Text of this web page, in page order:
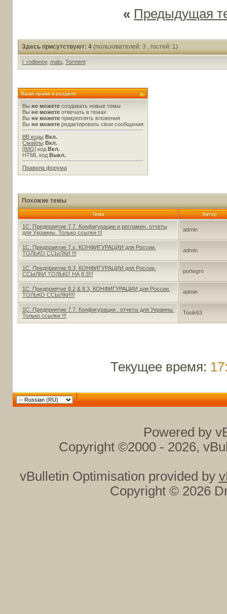
« Предыдущая
Здесь присутствуют: 4 (пользователей: 3 , гостей: 1)
i_rodionov, matu, Torment
Ваши права в разделе
Вы не можетесоздавать новые темы
Вы не можетеотвечать в темах
Вы не можетеприкреплять вложения
Вы не можетередактировать свои сообщения
BB коды Вкл.
Смайлы Вкл.
[IMG]код Вкл.
HTML код Выкл.
Правила форума
Похожие темы
Тема Автор
1С: Предприятие 7.7. Конфигурации и регламен. отчеты
для Украины. Только ссылки !!!
admin
1С: Предприятие 7.х. КОНФИГУРАЦИИ для России.
ТОЛЬКО ССЫЛКИ !!!
admin
1С: Предприятие 8.3, КОНФИГУРАЦИИ для России.
ССЫЛКИ ТОЛЬКО НА 8.3!!!
portegro
1С: Предприятие 8.2 & 8.3, КОНФИГУРАЦИИ для России.
ТОЛЬКО ССЫЛКИ!!!
admin
1С: Предприятие 7.7. Конфигурации . отчеты для Украины.
Только ссылки !!!
Tosik63
Текущее время:
Powered by
Copyright ©2000 - 2026,
vBulletin Optimisation provided by
Copyright © 2026